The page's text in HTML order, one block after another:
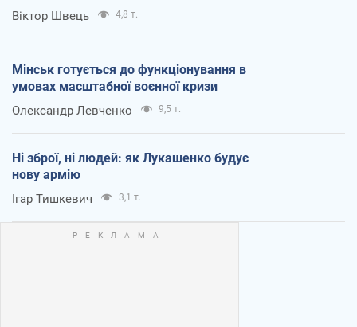
Віктор Швець 4,8 т.
Мінськ готується до функціонування в
умовах масштабної воєнної кризи
Олександр Левченко 9,5 т.
Ні зброї, ні людей: як Лукашенко будує
нову армію
Ігар Тишкевич 3,1 т.